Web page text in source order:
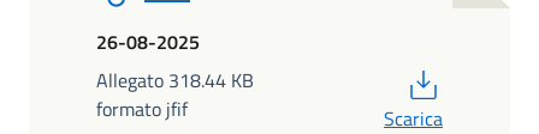
26-08-2025
Allegato 318.44 KB
formato jfif
Scarica